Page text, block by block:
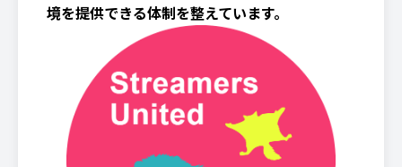
境を提供できる体制を整えています。